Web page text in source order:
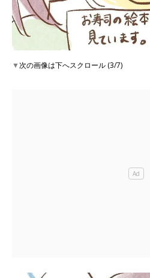
▼次の画像は下へスクロール (3/7)